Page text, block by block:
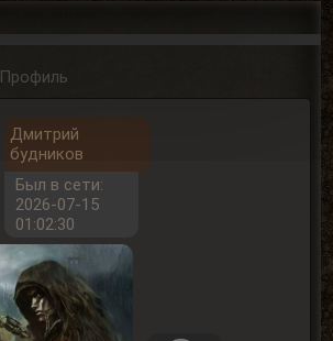
Профиль
Дмитрий
будников
Был в сети:
2026-07-15
01:02:30